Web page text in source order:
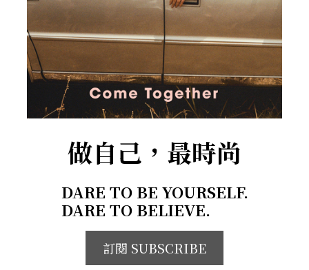
做自己，最時尚
DARE TO BE YOURSELF.
DARE TO BELIEVE.
訂閱 SUBSCRIBE